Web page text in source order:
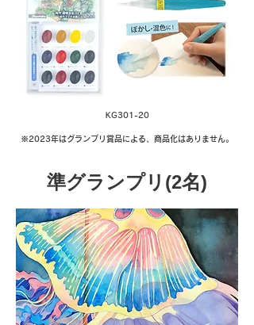
KG301-20
※2023年はグランプリ賞品による、商品化はありません。
​準グランプリ(2名)